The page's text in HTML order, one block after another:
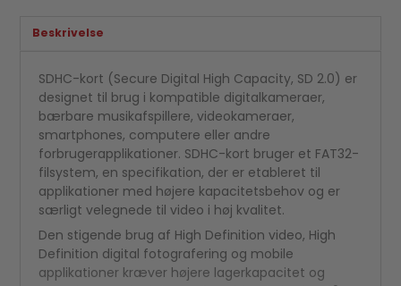
Beskrivelse
SDHC-kort (Secure Digital High Capacity, SD 2.0) er
designet til brug i kompatible digitalkameraer,
bærbare musikafspillere, videokameraer,
smartphones, computere eller andre
forbrugerapplikationer. SDHC-kort bruger et FAT32-
filsystem, en specifikation, der er etableret til
applikationer med højere kapacitetsbehov og er
særligt velegnede til video i høj kvalitet.
Den stigende brug af High Definition video, High
Definition digital fotografering og mobile
applikationer kræver højere lagerkapacitet og